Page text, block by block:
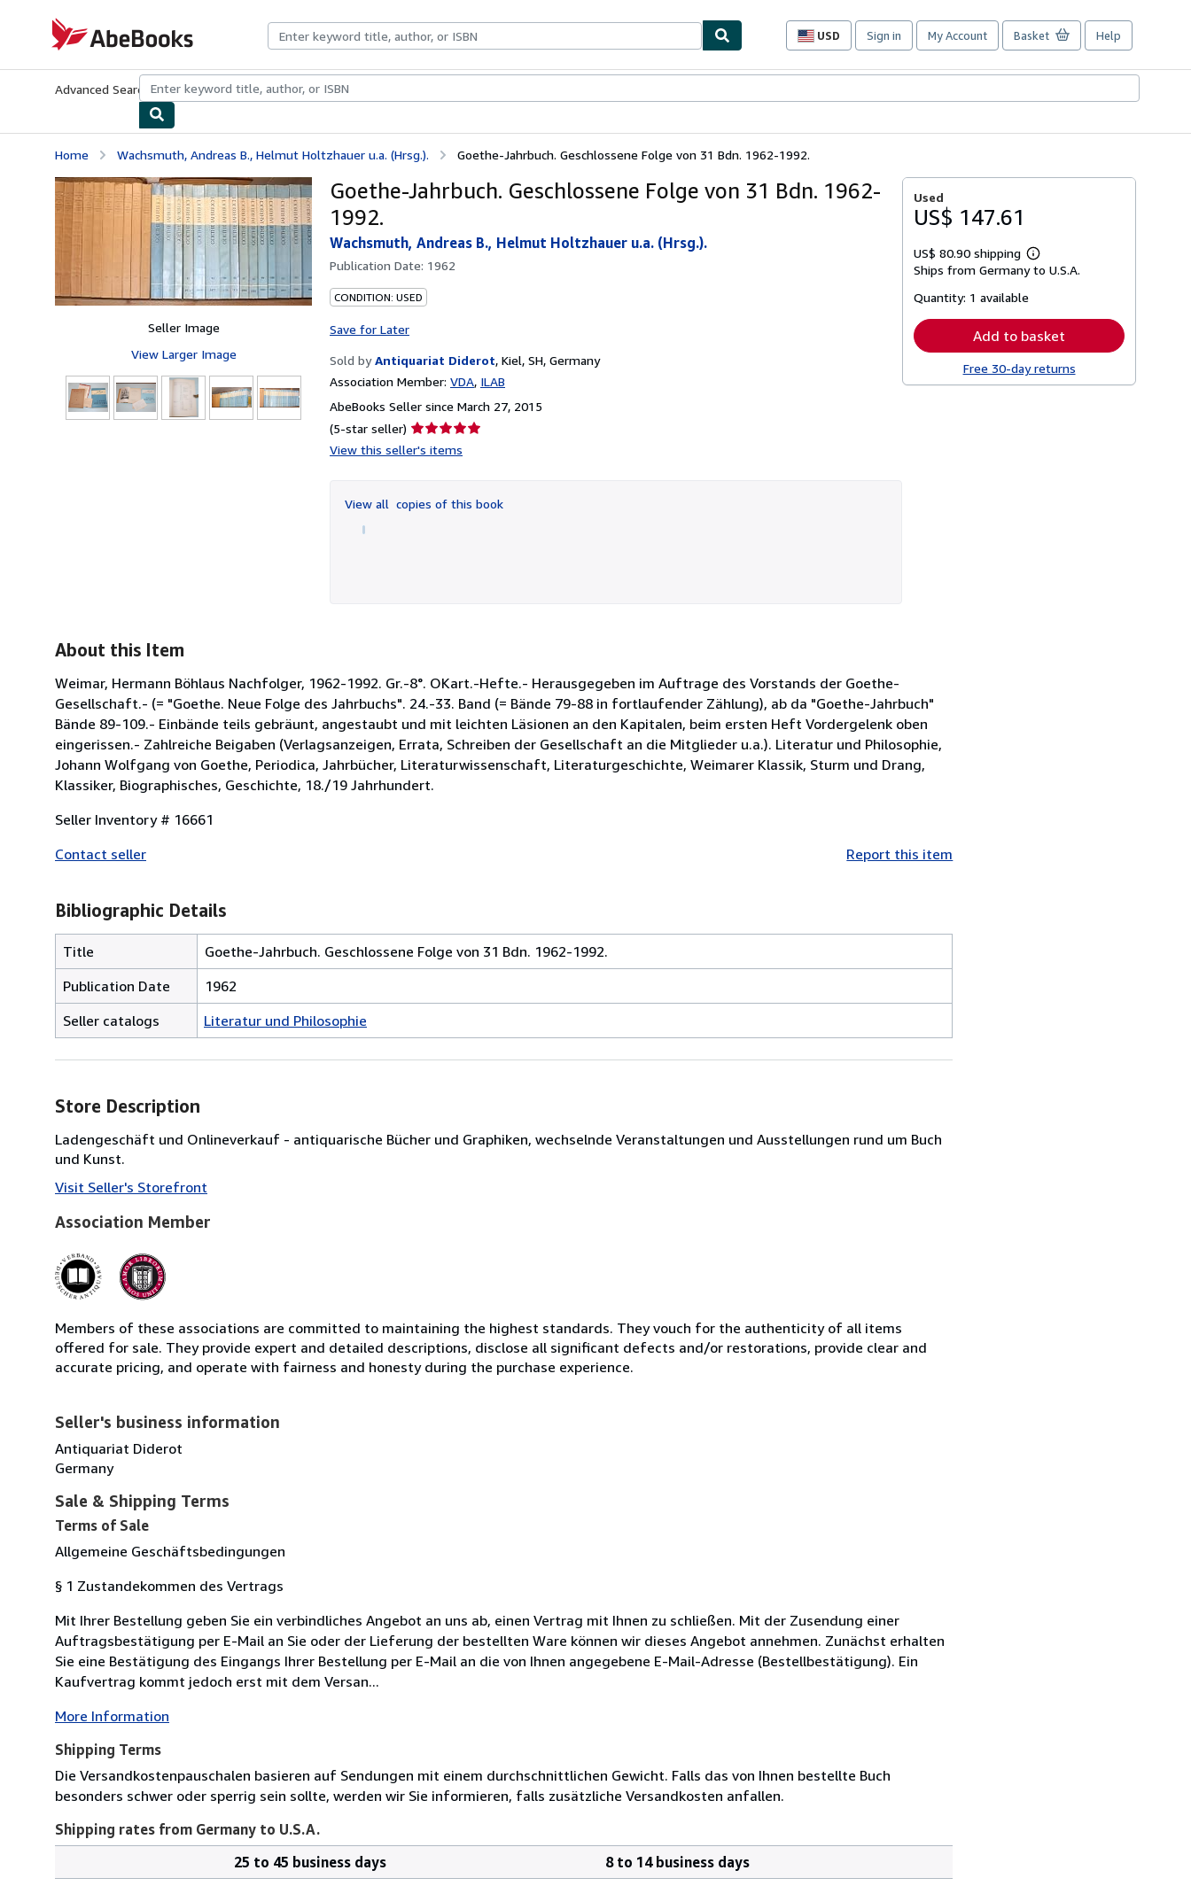
AbeBooks.com
USD
Site
preferences
Sign in My Account Basket Help
Advanced Search Browse CollectionsRare BooksArt & Collectibles
Home Wachsmuth, Andreas B., Helmut Holtzhauer u.a. (Hrsg.). Goethe-Jahrbuch. Geschlossene Folge von 31 Bdn. 1962-1992.
Seller Image
View Larger Image
Goethe-Jahrbuch. Geschlossene Folge von 31 Bdn. 1962-
1992.
Wachsmuth, Andreas B., Helmut Holtzhauer u.a. (Hrsg.).
Publication Date: 1962
CONDITION: USED
Save for Later
Sold by Antiquariat Diderot, Kiel, SH, Germany
Association Member: VDA ILAB
AbeBooks Seller since March 27, 2015
(5-star seller) Seller
rating
of
5
View this seller's items
View all copies of this book
Used
US$ 147.61
US$ 80.90 shipping
Learn
more
Ships from Germany to U.S.A.
Quantity: 1 available
Add to basket
Free 30-day returns
About this Item
Weimar, Hermann Böhlaus Nachfolger, 1962-1992. Gr.-8°. OKart.-Hefte.- Herausgegeben im Auftrage des Vorstands der Goethe-
Gesellschaft.- (= "Goethe. Neue Folge des Jahrbuchs". 24.-33. Band (= Bände 79-88 in fortlaufender Zählung), ab da "Goethe-Jahrbuch"
Bände 89-109.- Einbände teils gebräunt, angestaubt und mit leichten Läsionen an den Kapitalen, beim ersten Heft Vordergelenk oben
eingerissen.- Zahlreiche Beigaben (Verlagsanzeigen, Errata, Schreiben der Gesellschaft an die Mitglieder u.a.). Literatur und Philosophie,
Johann Wolfgang von Goethe, Periodica, Jahrbücher, Literaturwissenschaft, Literaturgeschichte, Weimarer Klassik, Sturm und Drang,
Klassiker, Biographisches, Geschichte, 18./19 Jahrhundert.
Seller Inventory # 16661
Contact seller
Report this item
Bibliographic Details
Title
Goethe-Jahrbuch. Geschlossene Folge von 31 Bdn. 1962-1992.
Publication Date
1962
Seller catalogs
Literatur und Philosophie
Store Description
Ladengeschäft und Onlineverkauf - antiquarische Bücher und Graphiken, wechselnde Veranstaltungen und Ausstellungen rund um Buch
und Kunst.
Visit Seller's Storefront
Association Member
Members of these associations are committed to maintaining the highest standards. They vouch for the authenticity of all items
offered for sale. They provide expert and detailed descriptions, disclose all significant defects and/or restorations, provide clear and
accurate pricing, and operate with fairness and honesty during the purchase experience.
Seller's business information
Antiquariat Diderot
Germany
Sale & Shipping Terms
Terms of Sale
Allgemeine Geschäftsbedingungen
§ 1 Zustandekommen des Vertrags
Mit Ihrer Bestellung geben Sie ein verbindliches Angebot an uns ab, einen Vertrag mit Ihnen zu schließen. Mit der Zusendung einer
Auftragsbestätigung per E-Mail an Sie oder der Lieferung der bestellten Ware können wir dieses Angebot annehmen. Zunächst erhalten
Sie eine Bestätigung des Eingangs Ihrer Bestellung per E-Mail an die von Ihnen angegebene E-Mail-Adresse (Bestellbestätigung). Ein
Kaufvertrag kommt jedoch erst mit dem Versan...
More Information
Shipping Terms
Die Versandkostenpauschalen basieren auf Sendungen mit einem durchschnittlichen Gewicht. Falls das von Ihnen bestellte Buch
besonders schwer oder sperrig sein sollte, werden wir Sie informieren, falls zusätzliche Versandkosten anfallen.
Shipping rates from Germany to U.S.A.
25 to 45 business days
8 to 14 business days